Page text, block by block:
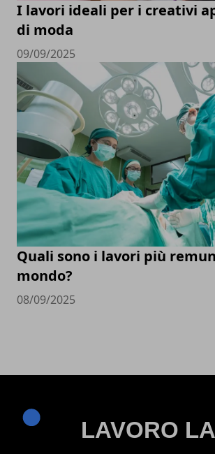
I lavori ideali per i creativi
di moda
09/09/2025
Quali sono i lavori più
mondo?
08/09/2025